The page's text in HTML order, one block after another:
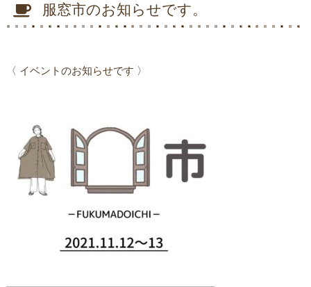
服窓市のお知らせです。
〈 イベントのお知らせです 〉